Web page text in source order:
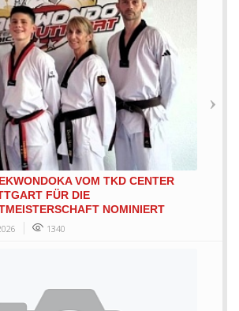
VOM TKD CENTER
FÜR DIE
NOMINIERT
1340